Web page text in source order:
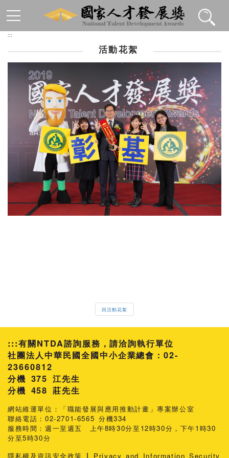
:::
活動花絮
回活動花絮
:::有關NTDA諮詢服務，請洽詢執行單位
社團法人中華民國全國中小企業總會：02-
23660812
分機 375 江先生
458 莊先生
網站維運單位：「職能發展與應用推動計畫」專案辦公室
聯絡電話：02-2701-6565 分機334
服務時間：週一至週五 上午8時30分至12時30分，下午1時30
分至5時30分
隱私權及資訊安全政策 | Privacy and Information Security